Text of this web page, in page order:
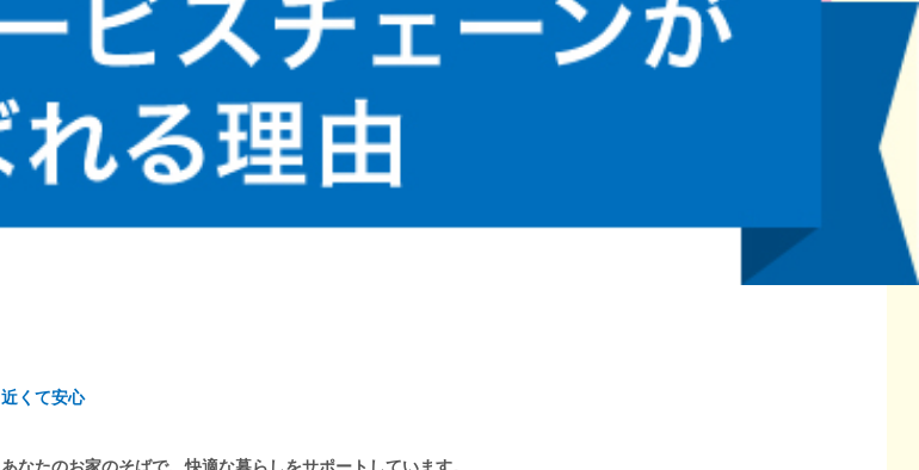
近くて安心
あなたのお家のそばで、快適な暮らしをサポートしています。